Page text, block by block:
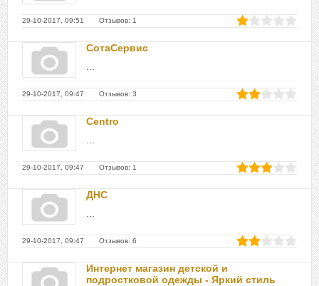
29-10-2017, 09:51 Отзывов: 1
СотаСервис
29-10-2017, 09:47 Отзывов: 3
Centro
29-10-2017, 09:47 Отзывов: 1
ДНС
29-10-2017, 09:47 Отзывов: 6
Интернет магазин детской и
подростковой одежды - Яркий стиль